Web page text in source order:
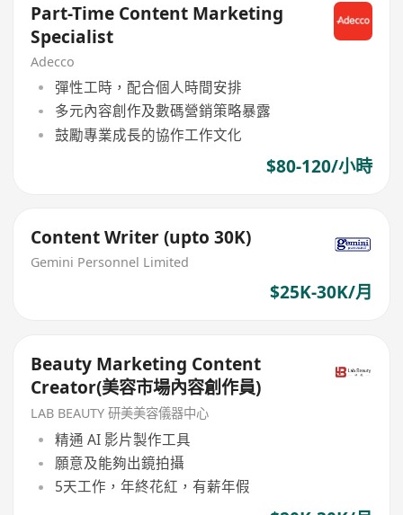
Part-Time Content Marketing
Specialist
Adecco
彈性工時，配合個人時間安排
多元內容創作及數碼營銷策略暴露
鼓勵專業成長的協作工作文化
$80-120/小時
Content Writer (upto 30K)
Gemini Personnel Limited
$25K-30K/月
Beauty Marketing Content
Creator(美容市場內容創作員)
LAB BEAUTY 研美美容儀器中心
精通 AI 影片製作工具
願意及能夠出鏡拍攝
5天工作，年終花紅，有薪年假